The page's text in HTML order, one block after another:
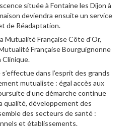
située à Fontaine les Dijon à
deviendra ensuite un service
de Réadaptation.
Mutualité Française Côte d'Or,
Française Bourguignonne
Clinique.
dans l’esprit des grands
mutualiste : égal accès aux
d’une démarche continue
qualité, développement des
des secteurs de santé :
et établissements.